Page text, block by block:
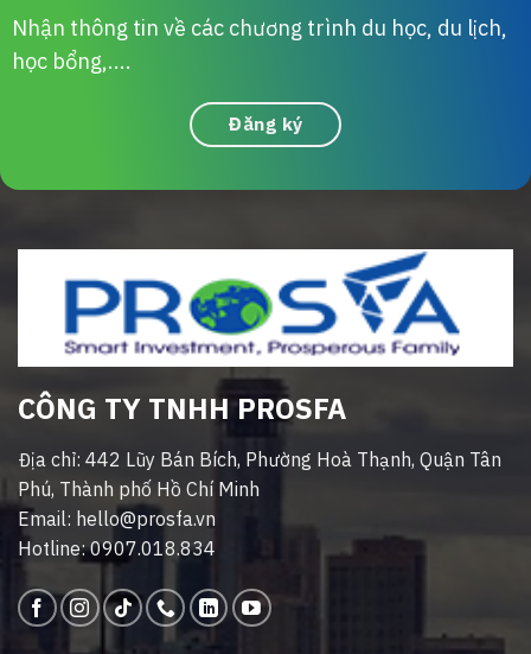
Nhận thông tin về các chương trình du học, du lịch,
học bổng,....
Đăng ký
CÔNG TY TNHH PROSFA
Địa chỉ: 442 Lũy Bán Bích, Phường Hoà Thạnh, Quận Tân
Phú, Thành phố Hồ Chí Minh
Email: hello@prosfa.vn
Hotline: 0907.018.834